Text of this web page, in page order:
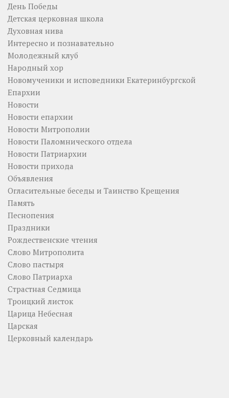
День Победы
Детская церковная школа
Духовная нива
Интересно и познавательно
Молодежный клуб
Народный хор
Новомученики и исповедники Екатеринбургской
Епархии
Новости
Новости епархии
Новости Митрополии
Новости Паломнического отдела
Новости Патриархии
Новости прихода
Объявления
Огласительные беседы и Таинство Крещения
Память
Песнопения
Праздники
Рождественские чтения
Слово Митрополита
Слово пастыря
Слово Патриарха
Страстная Седмица
Троицкий листок
Царица Небесная
Царская
Церковный календарь